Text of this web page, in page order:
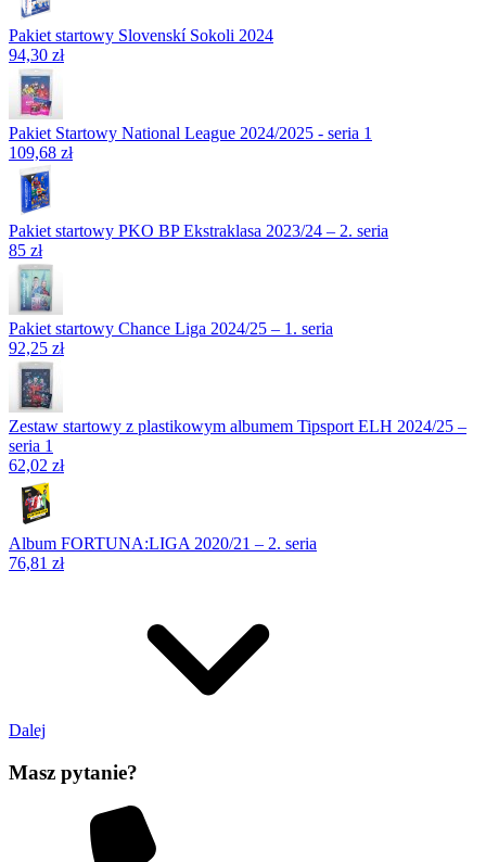
Pakiet startowy Slovenskí Sokoli 2024
94,30 zł
Pakiet Startowy National League 2024/2025 - seria 1
109,68 zł
Pakiet startowy PKO BP Ekstraklasa 2023/24 – 2. seria
85 zł
Pakiet startowy Chance Liga 2024/25 – 1. seria
92,25 zł
Zestaw startowy z plastikowym albumem Tipsport ELH 2024/25 –
seria 1
62,02 zł
Album FORTUNA:LIGA 2020/21 – 2. seria
76,81 zł
Dalej
Masz pytanie?